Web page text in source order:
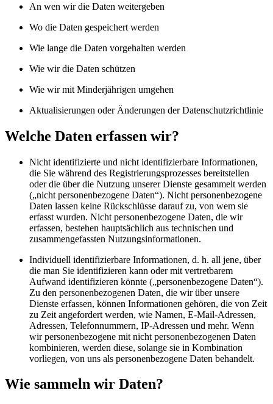
An wen wir die Daten weitergeben
Wo die Daten gespeichert werden
Wie lange die Daten vorgehalten werden
Wie wir die Daten schützen
Wie wir mit Minderjährigen umgehen
Aktualisierungen oder Änderungen der Datenschutzrichtlinie
Welche Daten erfassen wir?
Nicht identifizierte und nicht identifizierbare Informationen,
die Sie während des Registrierungsprozesses bereitstellen
oder die über die Nutzung unserer Dienste gesammelt werden
(„nicht personenbezogene Daten“). Nicht personenbezogene
Daten lassen keine Rückschlüsse darauf zu, von wem sie
erfasst wurden. Nicht personenbezogene Daten, die wir
erfassen, bestehen hauptsächlich aus technischen und
zusammengefassten Nutzungsinformationen.
Individuell identifizierbare Informationen, d. h. all jene, über
die man Sie identifizieren kann oder mit vertretbarem
Aufwand identifizieren könnte („personenbezogene Daten“).
Zu den personenbezogenen Daten, die wir über unsere
Dienste erfassen, können Informationen gehören, die von Zeit
zu Zeit angefordert werden, wie Namen, E-Mail-Adressen,
Adressen, Telefonnummern, IP-Adressen und mehr. Wenn
wir personenbezogene mit nicht personenbezogenen Daten
kombinieren, werden diese, solange sie in Kombination
vorliegen, von uns als personenbezogene Daten behandelt.
Wie sammeln wir Daten?